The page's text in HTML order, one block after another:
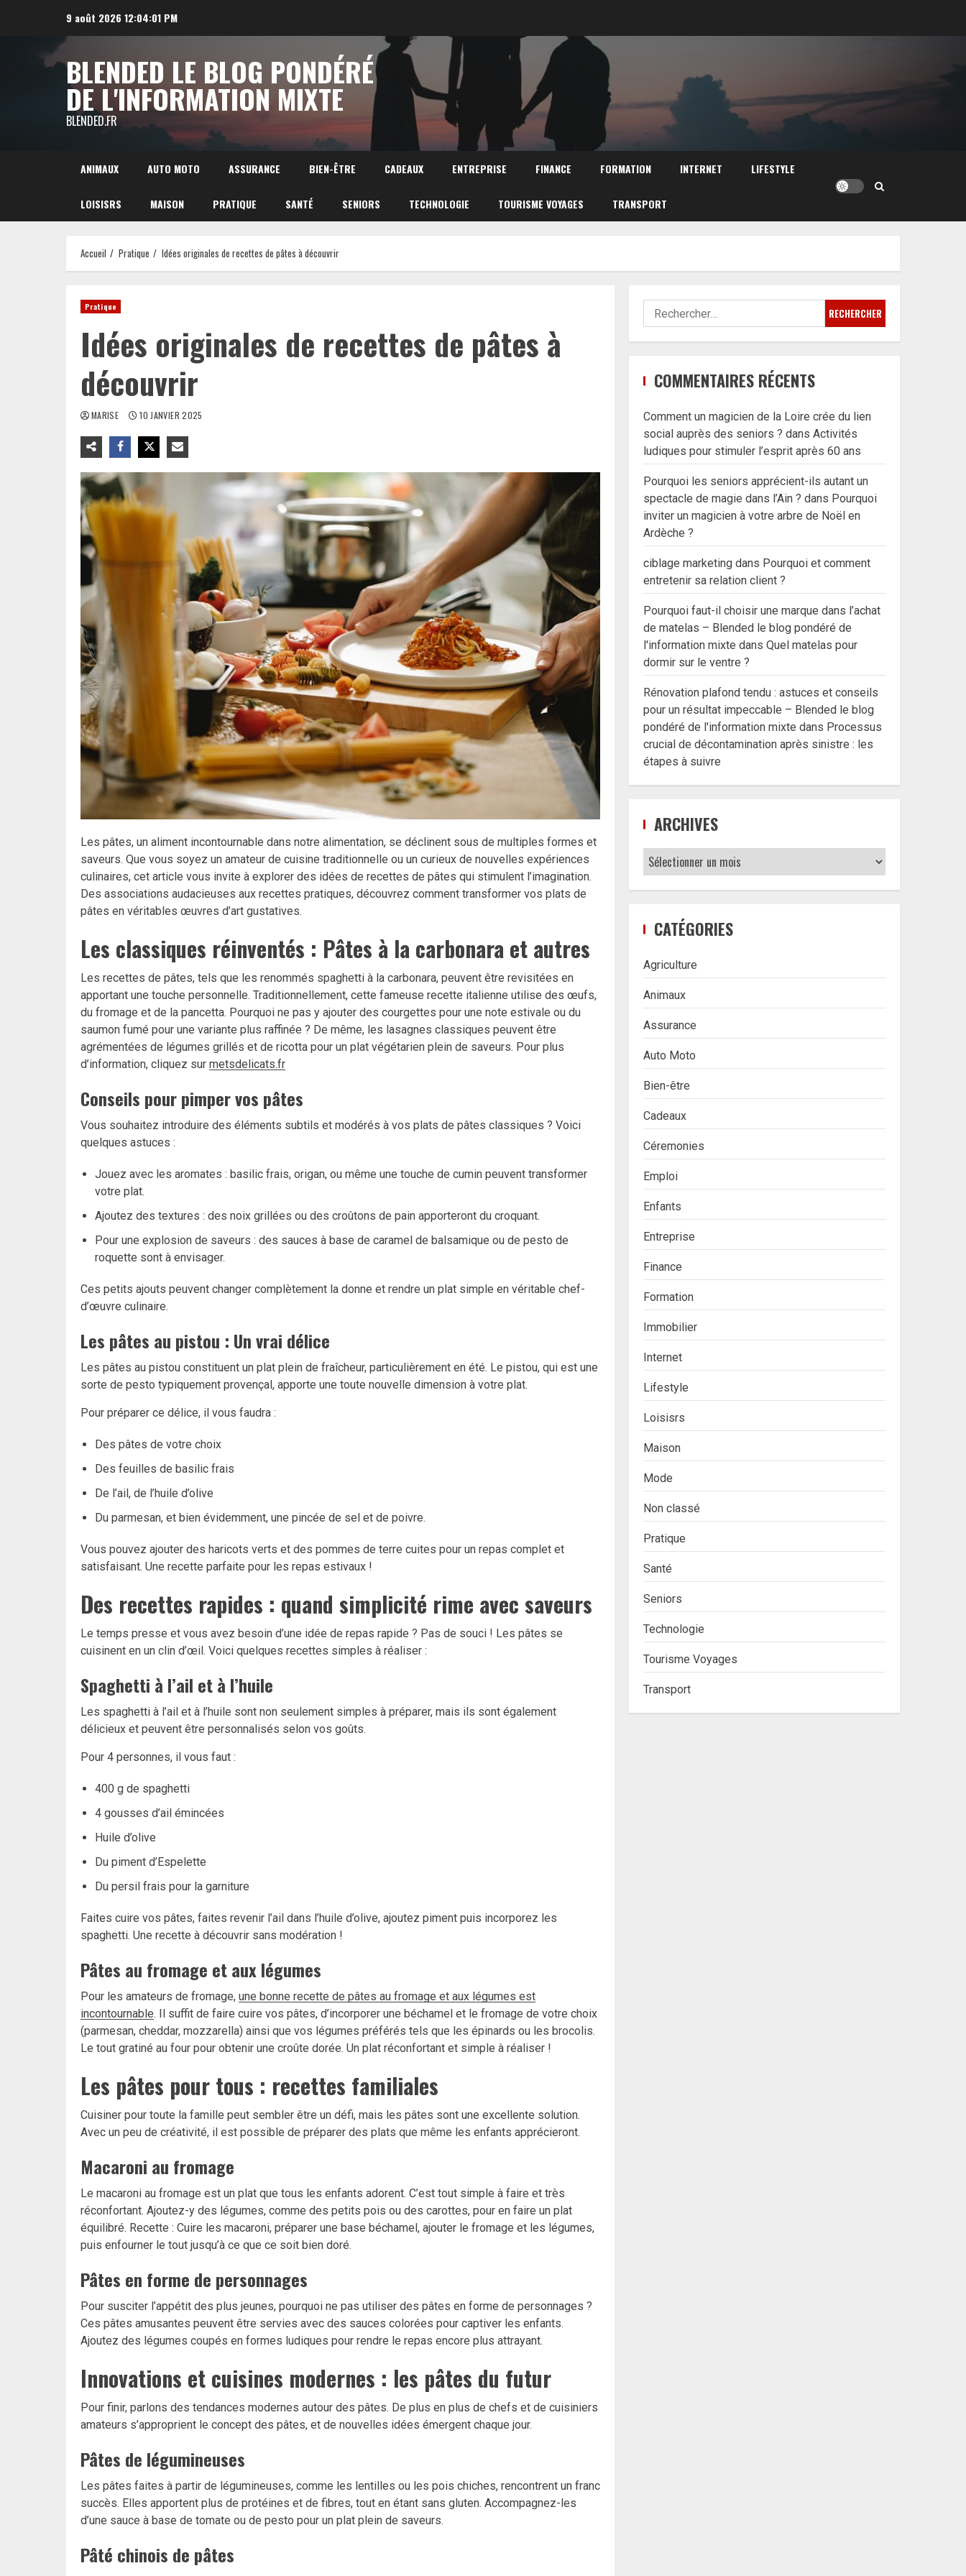
9 août 2026 12:04:02 PM
BLENDED LE BLOG PONDÉRÉ
DE L'INFORMATION MIXTE
BLENDED.FR
ANIMAUX AUTO MOTO ASSURANCE BIEN-ÊTRE CADEAUX ENTREPRISE FINANCE FORMATION INTERNET LIFESTYLE
LOISISRS MAISON PRATIQUE SANTÉ SENIORS TECHNOLOGIE TOURISME VOYAGES TRANSPORT
Accueil Pratique Idées originales de recettes de pâtes à découvrir
Pratique
Idées originales de recettes de pâtes à
découvrir
MARISE 10 JANVIER 2025
Les pâtes, un aliment incontournable dans notre alimentation, se déclinent sous de multiples formes et
saveurs. Que vous soyez un amateur de cuisine traditionnelle ou un curieux de nouvelles expériences
culinaires, cet article vous invite à explorer des idées de recettes de pâtes qui stimulent l’imagination.
Des associations audacieuses aux recettes pratiques, découvrez comment transformer vos plats de
pâtes en véritables œuvres d’art gustatives.
Les classiques réinventés : Pâtes à la carbonara et autres
Les recettes de pâtes, tels que les renommés spaghetti à la carbonara, peuvent être revisitées en
apportant une touche personnelle. Traditionnellement, cette fameuse recette italienne utilise des œufs,
du fromage et de la pancetta. Pourquoi ne pas y ajouter des courgettes pour une note estivale ou du
saumon fumé pour une variante plus raffinée ? De même, les lasagnes classiques peuvent être
agrémentées de légumes grillés et de ricotta pour un plat végétarien plein de saveurs. Pour plus
d’information, cliquez sur metsdelicats.fr
Conseils pour pimper vos pâtes
Vous souhaitez introduire des éléments subtils et modérés à vos plats de pâtes classiques ? Voici
quelques astuces :
Jouez avec les aromates : basilic frais, origan, ou même une touche de cumin peuvent transformer
votre plat.
Ajoutez des textures : des noix grillées ou des croûtons de pain apporteront du croquant.
Pour une explosion de saveurs : des sauces à base de caramel de balsamique ou de pesto de
roquette sont à envisager.
Ces petits ajouts peuvent changer complètement la donne et rendre un plat simple en véritable chef-
d’œuvre culinaire.
Les pâtes au pistou : Un vrai délice
Les pâtes au pistou constituent un plat plein de fraîcheur, particulièrement en été. Le pistou, qui est une
sorte de pesto typiquement provençal, apporte une toute nouvelle dimension à votre plat.
Pour préparer ce délice, il vous faudra :
Des pâtes de votre choix
Des feuilles de basilic frais
De l’ail, de l’huile d’olive
Du parmesan, et bien évidemment, une pincée de sel et de poivre.
Vous pouvez ajouter des haricots verts et des pommes de terre cuites pour un repas complet et
satisfaisant. Une recette parfaite pour les repas estivaux !
Des recettes rapides : quand simplicité rime avec saveurs
Le temps presse et vous avez besoin d’une idée de repas rapide ? Pas de souci ! Les pâtes se
cuisinent en un clin d’œil. Voici quelques recettes simples à réaliser :
Spaghetti à l’ail et à l’huile
Les spaghetti à l’ail et à l’huile sont non seulement simples à préparer, mais ils sont également
délicieux et peuvent être personnalisés selon vos goûts.
Pour 4 personnes, il vous faut :
400 g de spaghetti
4 gousses d’ail émincées
Huile d’olive
Du piment d’Espelette
Du persil frais pour la garniture
Faites cuire vos pâtes, faites revenir l’ail dans l’huile d’olive, ajoutez piment puis incorporez les
spaghetti. Une recette à découvrir sans modération !
Pâtes au fromage et aux légumes
Pour les amateurs de fromage, une bonne recette de pâtes au fromage et aux légumes est
incontournable. Il suffit de faire cuire vos pâtes, d’incorporer une béchamel et le fromage de votre choix
(parmesan, cheddar, mozzarella) ainsi que vos légumes préférés tels que les épinards ou les brocolis.
Le tout gratiné au four pour obtenir une croûte dorée. Un plat réconfortant et simple à réaliser !
Les pâtes pour tous : recettes familiales
Cuisiner pour toute la famille peut sembler être un défi, mais les pâtes sont une excellente solution.
Avec un peu de créativité, il est possible de préparer des plats que même les enfants apprécieront.
Macaroni au fromage
Le macaroni au fromage est un plat que tous les enfants adorent. C’est tout simple à faire et très
réconfortant. Ajoutez-y des légumes, comme des petits pois ou des carottes, pour en faire un plat
équilibré. Recette : Cuire les macaroni, préparer une base béchamel, ajouter le fromage et les légumes,
puis enfourner le tout jusqu’à ce que ce soit bien doré.
Pâtes en forme de personnages
Pour susciter l’appétit des plus jeunes, pourquoi ne pas utiliser des pâtes en forme de personnages ?
Ces pâtes amusantes peuvent être servies avec des sauces colorées pour captiver les enfants.
Ajoutez des légumes coupés en formes ludiques pour rendre le repas encore plus attrayant.
Innovations et cuisines modernes : les pâtes du futur
Pour finir, parlons des tendances modernes autour des pâtes. De plus en plus de chefs et de cuisiniers
amateurs s’approprient le concept des pâtes, et de nouvelles idées émergent chaque jour.
Pâtes de légumineuses
Les pâtes faites à partir de légumineuses, comme les lentilles ou les pois chiches, rencontrent un franc
succès. Elles apportent plus de protéines et de fibres, tout en étant sans gluten. Accompagnez-les
d’une sauce à base de tomate ou de pesto pour un plat plein de saveurs.
Pâté chinois de pâtes
Rechercher :
COMMENTAIRES RÉCENTS
Comment un magicien de la Loire crée du lien
social auprès des seniors ? dansActivités
ludiques pour stimuler l’esprit après 60 ans
Pourquoi les seniors apprécient-ils autant un
spectacle de magie dans l’Ain ? dans Pourquoi
inviter un magicien à votre arbre de Noël en
Ardèche ?
ciblage marketing dans Pourquoi et comment
entretenir sa relation client ?
Pourquoi faut-il choisir une marque dans l’achat
de matelas – Blended le blog pondéré de
l'information mixte dansQuel matelas pour
dormir sur le ventre ?
Rénovation plafond tendu : astuces et conseils
pour un résultat impeccable – Blended le blog
pondéré de l'information mixte dans Processus
crucial de décontamination après sinistre : les
étapes à suivre
ARCHIVES
Archives
CATÉGORIES
Agriculture
Animaux
Assurance
Auto Moto
Bien-être
Cadeaux
Céremonies
Emploi
Enfants
Entreprise
Finance
Formation
Immobilier
Internet
Lifestyle
Loisisrs
Maison
Mode
Non classé
Pratique
Santé
Seniors
Technologie
Tourisme Voyages
Transport